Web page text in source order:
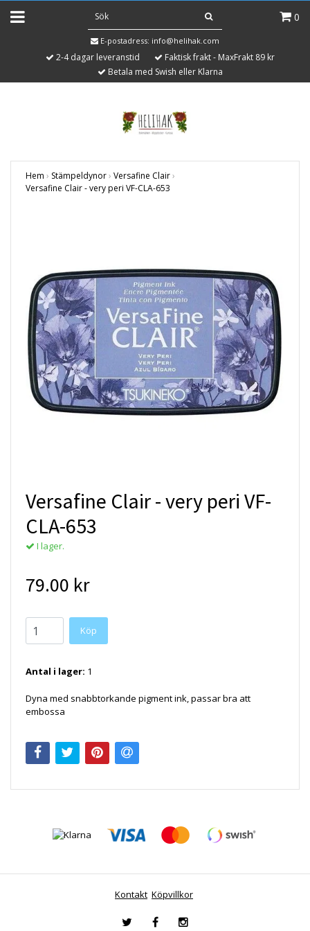
0
E-postadress: info@helihak.com
2-4 dagar leveranstid
Faktisk frakt - MaxFrakt 89 kr
Betala med Swish eller Klarna
Hem › Stämpeldynor› Versafine Clair›
Versafine Clair - very peri VF-CLA-653
Versafine Clair - very peri VF-
CLA-653
I lager.
79.00 kr
Antal i lager: 1
Dyna med snabbtorkande pigment ink, passar bra att
embossa
Kontakt Köpvillkor